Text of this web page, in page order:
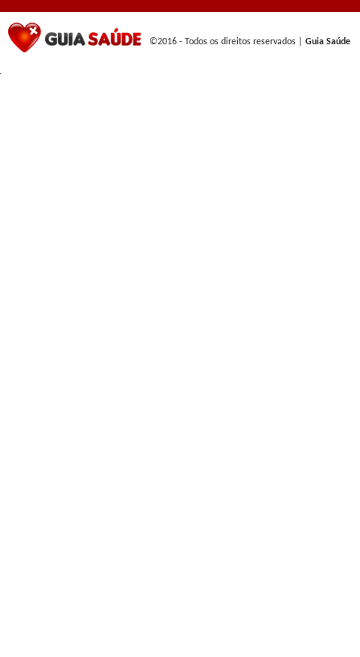
©2016 - Todos os direitos reservados | Guia Saúde